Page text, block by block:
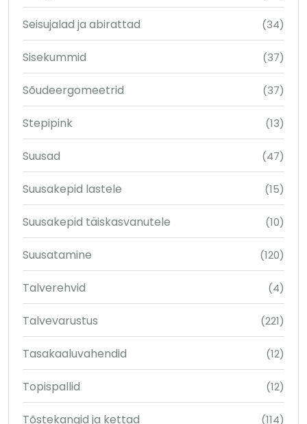
Seisujalad ja abirattad (34)
Sisekummid (37)
Sõudeergomeetrid (37)
Stepipink (13)
Suusad (47)
Suusakepid lastele (15)
Suusakepid täiskasvanutele (10)
Suusatamine (120)
Talverehvid (4)
Talvevarustus (221)
Tasakaaluvahendid (12)
Topispallid (12)
Tõstekangid ja kettad (114)